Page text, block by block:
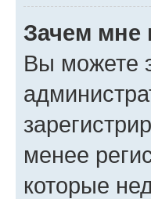
Зачем мне
Вы можете
менее
которые